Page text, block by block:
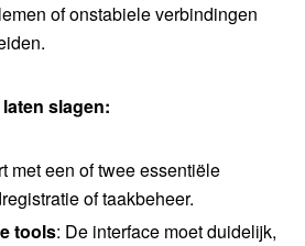
of onstabiele verbindingen
slagen:
met een of twee essentiële
of taakbeheer.
tools: De interface moet duidelijk,